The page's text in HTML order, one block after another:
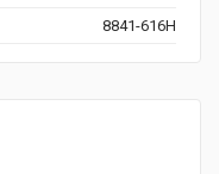
8841-616H